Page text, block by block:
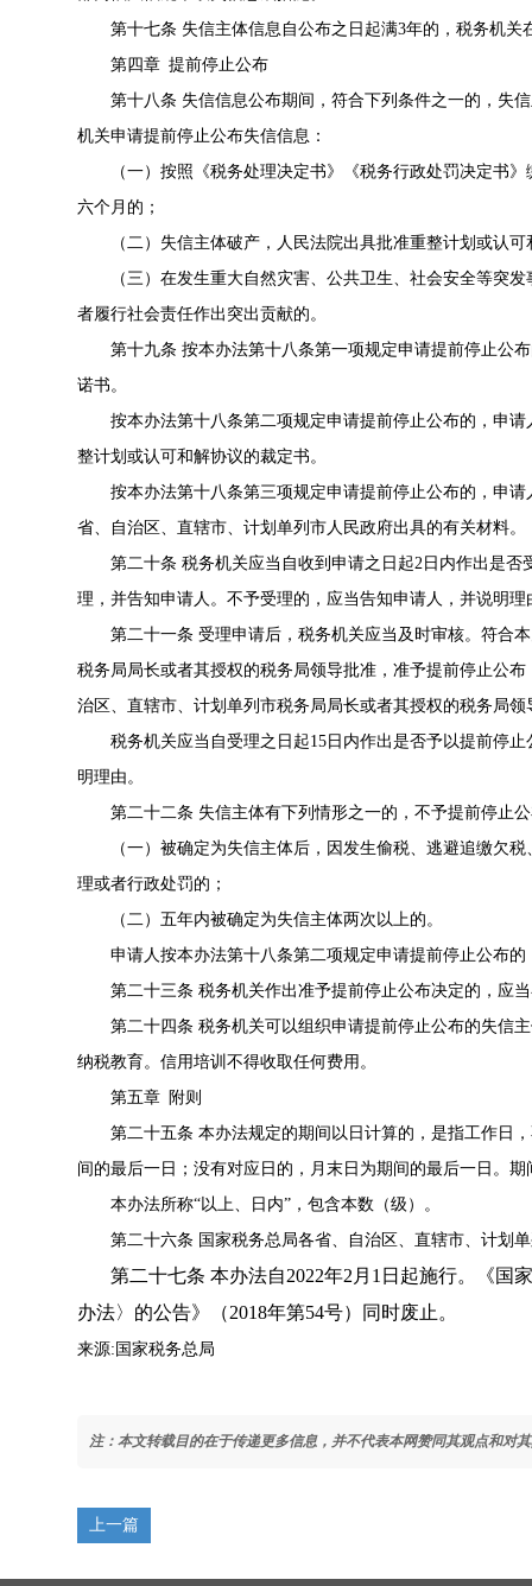
第十七条 失信主体信息自公布之日起满3年的，税务机关
第四章 提前停止公布
第十八条 失信信息公布期间，符合下列条件之一的，失
机关申请提前停止公布失信信息：
（一）按照《税务处理决定书》《税务行政处罚决定书
六个月的；
（二）失信主体破产，人民法院出具批准重整计划或认
（三）在发生重大自然灾害、公共卫生、社会安全等突
者履行社会责任作出突出贡献的。
第十九条 按本办法第十八条第一项规定申请提前停止公
诺书。
按本办法第十八条第二项规定申请提前停止公布的，申
整计划或认可和解协议的裁定书。
按本办法第十八条第三项规定申请提前停止公布的，申
省、自治区、直辖市、计划单列市人民政府出具的有关材料。
第二十条 税务机关应当自收到申请之日起2日内作出是
理，并告知申请人。不予受理的，应当告知申请人，并说明理
第二十一条 受理申请后，税务机关应当及时审核。符合
税务局局长或者其授权的税务局领导批准，准予提前停止公
治区、直辖市、计划单列市税务局局长或者其授权的税务局
税务机关应当自受理之日起15日内作出是否予以提前停
明理由。
第二十二条 失信主体有下列情形之一的，不予提前停止
（一）被确定为失信主体后，因发生偷税、逃避追缴欠
理或者行政处罚的；
（二）五年内被确定为失信主体两次以上的。
申请人按本办法第十八条第二项规定申请提前停止公布
第二十三条 税务机关作出准予提前停止公布决定的，应
第二十四条 税务机关可以组织申请提前停止公布的失信
纳税教育。信用培训不得收取任何费用。
第五章 附则
第二十五条 本办法规定的期间以日计算的，是指工作日
间的最后一日；没有对应日的，月末日为期间的最后一日。
本办法所称“以上、日内”，包含本数（级）。
第二十六条 国家税务总局各省、自治区、直辖市、计划
第二十七条 本办法自2022年2月1日起施行。《国
办法〉的公告》（2018年第54号）同时废止。
来源:国家税务总局
注：本文转载目的在于传递更多信息，并不代表本网赞同其观点和对
上一篇